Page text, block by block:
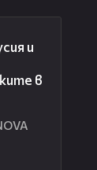
и
в